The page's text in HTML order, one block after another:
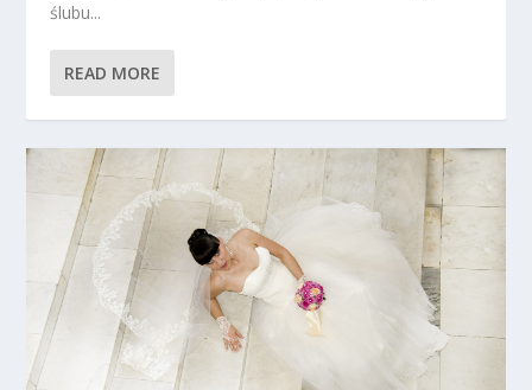
ślubu...
READ MORE